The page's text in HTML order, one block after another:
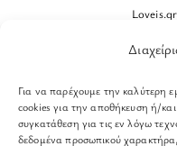
Για να παρέχουμε την καλύτερη
cookies για την αποθήκευση ή/
συγκατάθεση για τις εν λόγω
δεδομένα προσωπικού
Loveis.gr